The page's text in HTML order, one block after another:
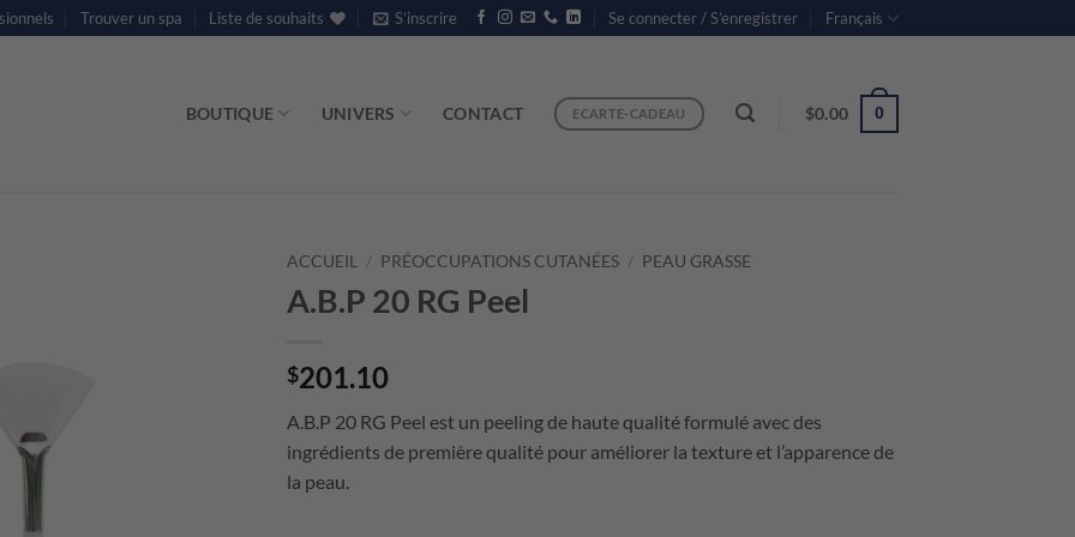
Trouver un spa Liste de souhaits S’inscrire Se connecter / S’enregistrer Français
BOUTIQUE UNIVERS CONTACT ECARTE-CADEAU $0.00 0
ACCUEIL / PRÉOCCUPATIONS CUTANÉES / PEAU GRASSE
A.B.P 20 RG Peel
$201.10
A.B.P 20 RG Peel est un peeling de haute qualité formulé avec des
ingrédients de première qualité pour améliorer la texture et l’apparence de
la peau.